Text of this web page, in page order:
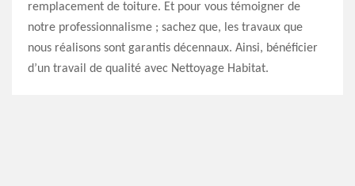
remplacement de toiture. Et pour vous témoigner de
notre professionnalisme ; sachez que, les travaux que
nous réalisons sont garantis décennaux. Ainsi, bénéficier
d’un travail de qualité avec Nettoyage Habitat.